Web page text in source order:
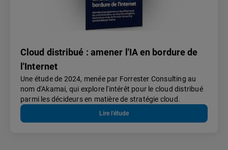
Cloud distribué : amener l'IA en bordure de
l'Internet
Une étude de 2024, menée par Forrester Consulting au
nom d'Akamai, qui explore l'intérêt pour le cloud distribué
parmi les décideurs en matière de stratégie cloud.
Lire l'étude